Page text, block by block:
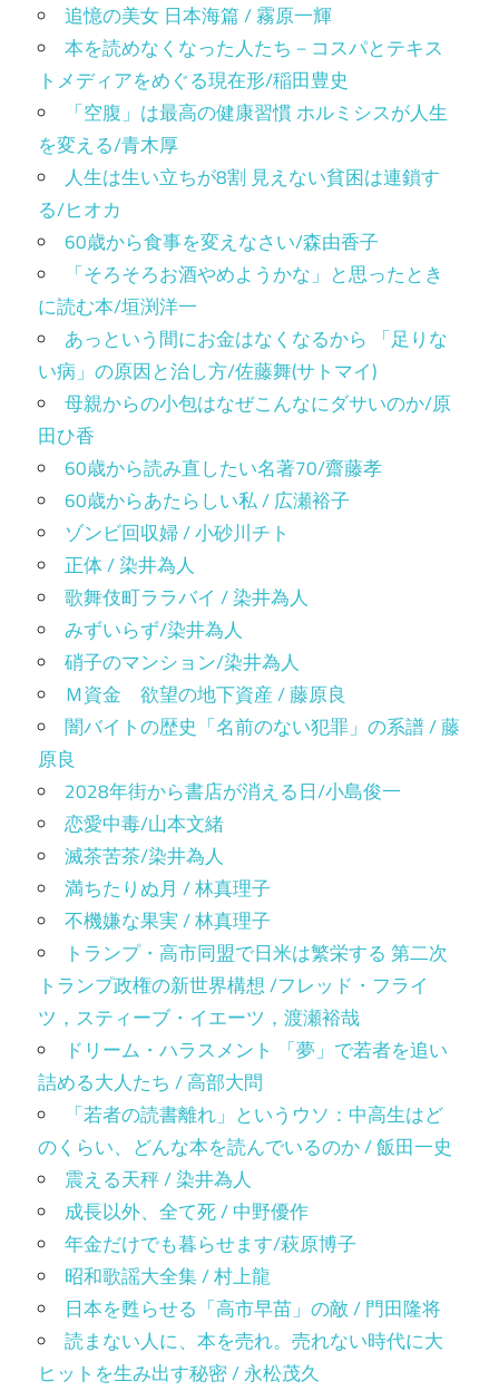
追憶の美女 日本海篇 / 霧原一輝
本を読めなくなった人たち－コスパとテキス
トメディアをめぐる現在形/稲田豊史
「空腹」は最高の健康習慣 ホルミシスが人生
を変える/青木厚
人生は生い立ちが8割 見えない貧困は連鎖す
る/ヒオカ
60歳から食事を変えなさい/森由香子
「そろそろお酒やめようかな」と思ったとき
に読む本/垣渕洋一
あっという間にお金はなくなるから 「足りな
い病」の原因と治し方/佐藤舞(サトマイ)
母親からの小包はなぜこんなにダサいのか/原
田ひ香
60歳から読み直したい名著70/齋藤孝
60歳からあたらしい私 / 広瀬裕子
ゾンビ回収婦 / 小砂川チト
正体 / 染井為人
歌舞伎町ララバイ / 染井為人
みずいらず/染井為人
硝子のマンション/染井為人
Ｍ資金 欲望の地下資産 / 藤原良
闇バイトの歴史「名前のない犯罪」の系譜 / 藤
原良
2028年街から書店が消える日/小島俊一
恋愛中毒/山本文緒
滅茶苦茶/染井為人
満ちたりぬ月 / 林真理子
不機嫌な果実 / 林真理子
トランプ・高市同盟で日米は繁栄する 第二次
トランプ政権の新世界構想 /フレッド・フライ
ツ，スティーブ・イエーツ，渡瀬裕哉
ドリーム・ハラスメント 「夢」で若者を追い
詰める大人たち / 高部大問
「若者の読書離れ」というウソ：中高生はど
のくらい、どんな本を読んでいるのか / 飯田一史
震える天秤 / 染井為人
成長以外、全て死 / 中野優作
年金だけでも暮らせます/萩原博子
昭和歌謡大全集 / 村上龍
日本を甦らせる「高市早苗」の敵 / 門田隆将
読まない人に、本を売れ。売れない時代に大
ヒットを生み出す秘密 / 永松茂久